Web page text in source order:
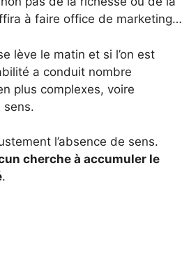
à faire office de marketing…
lève le matin et si l’on est
a conduit nombre
plus complexes, voire
sens.
l’absence de sens.
cherche à accumuler le
.